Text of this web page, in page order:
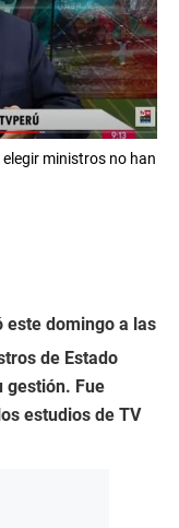
ministros no han
este domingo a las
de Estado
gestión. Fue
estudios de TV